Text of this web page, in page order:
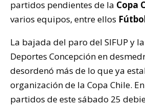
partidos pendientes de la Copa
varios equipos, entre ellos
La bajada del paro del SIFUP y
Deportes Concepción en
desordenó más de lo que ya
organización de la Copa Chile.
partidos de este sábado 25